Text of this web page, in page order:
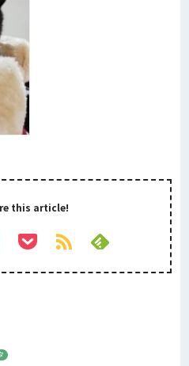
this article!